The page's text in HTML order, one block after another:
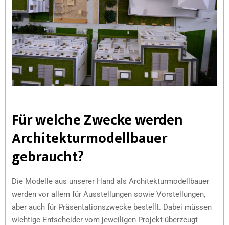
Für welche Zwecke werden
Architekturmodellbauer
gebraucht?
Die Modelle aus unserer Hand als Architekturmodellbauer
werden vor allem für Ausstellungen sowie Vorstellungen,
aber auch für Präsentationszwecke bestellt. Dabei müssen
wichtige Entscheider vom jeweiligen Projekt überzeugt